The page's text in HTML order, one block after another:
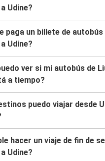
Udine?
paga un billete de autobús
Udine?
ver si mi autobús de
a tiempo?
puedo viajar desde
hacer un viaje de fin de
Udine?